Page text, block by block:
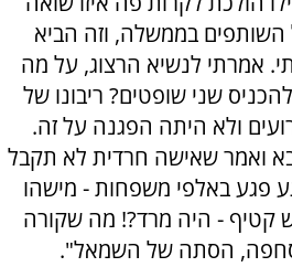
השותפים בממשלה, וזה הביא
אמרתי לנשיא הרצוג, על מה
שני שופטים? ריבונו של
ולא היתה הפגנה על זה.
בא ואמר שאישה חרדית לא תקבל
פגע באלפי משפחות - מישהו
קטיף - היה מרד?! מה שקורה
הסתה של השמאל".